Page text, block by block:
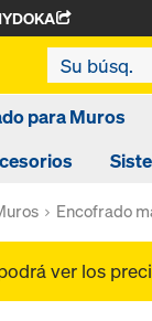
para Muros
Encofrado
ver los